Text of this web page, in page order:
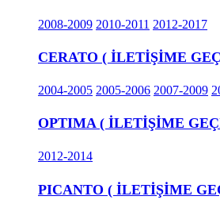
2008-2009 2010-2011 2012-2017
CERATO ( İLETİŞİME
2004-2005 2005-2006 2007-2009
OPTIMA ( İLETİŞİME
2012-2014
PICANTO ( İLETİŞİME